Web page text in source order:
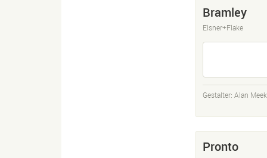
Bramley
Elsner+Flake
Gestalter: Alan
Pronto